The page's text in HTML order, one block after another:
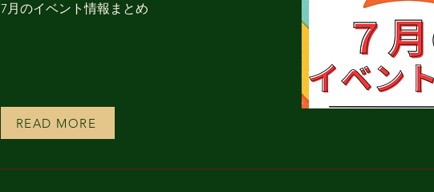
7月のイベント情報まとめ
READ MORE